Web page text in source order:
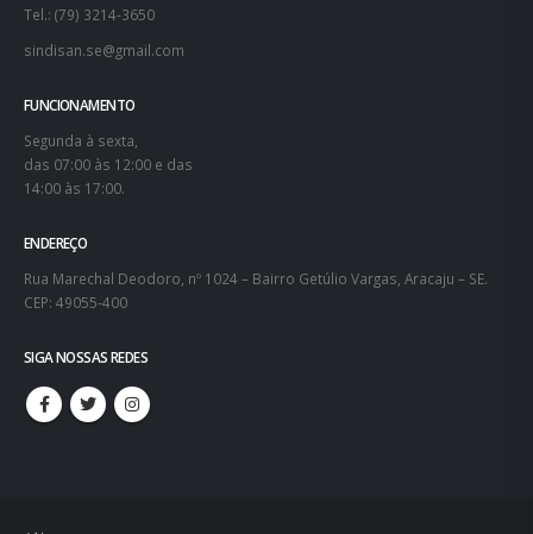
Tel.: (79) 3214-3650
sindisan.se@gmail.com
FUNCIONAMENTO
Segunda à sexta,
das 07:00 às 12:00 e das
14:00 às 17:00.
ENDEREÇO
Rua Marechal Deodoro, nº 1024 – Bairro Getúlio Vargas, Aracaju – SE.
CEP: 49055-400
SIGA NOSSAS REDES